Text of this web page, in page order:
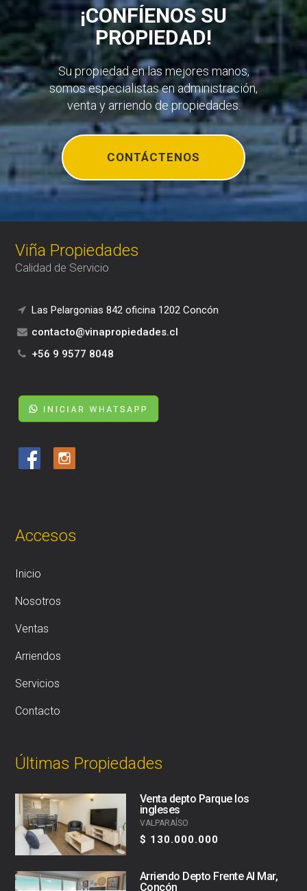
¡CONFÍENOS SU
PROPIEDAD!
Su propiedad en las mejores manos,
somos especialistas en administración,
venta y arriendo de propiedades.
CONTÁCTENOS
Viña Propiedades
Calidad de Servicio
Las Pelargonias 842 oficina 1202 Concón
contacto@vinapropiedades.cl
+56 9 9577 8048
Accesos
Inicio
Nosotros
Ventas
Arriendos
Servicios
Contacto
Últimas Propiedades
Venta depto Parque los
ingleses
VALPARAÍSO
$ 130.000.000
Arriendo Depto Frente Al Mar,
Concón